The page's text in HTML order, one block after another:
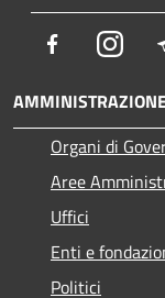
Facebook
Organi di
Aree
Uffici
Enti e
Politici